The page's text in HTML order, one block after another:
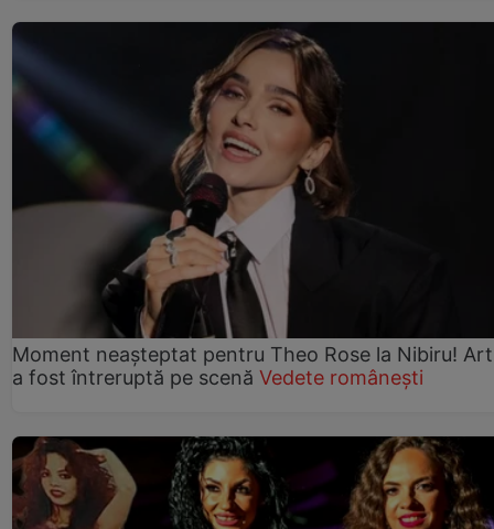
Moment neașteptat pentru Theo Rose la Nibiru!
a fost întreruptă pe scenă Vedete românești